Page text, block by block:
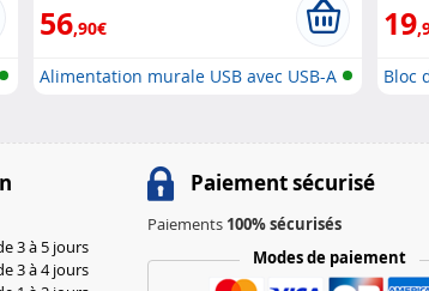
56,90€
Alimentation murale USB avec USB-A
19
Bloc
3 à 5 jours
3 à 4 jours
Paiement sécurisé
Paiements 100% sécurisés
Modes de paiement